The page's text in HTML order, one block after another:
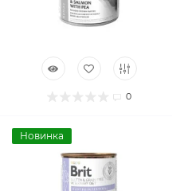
0
Новинка